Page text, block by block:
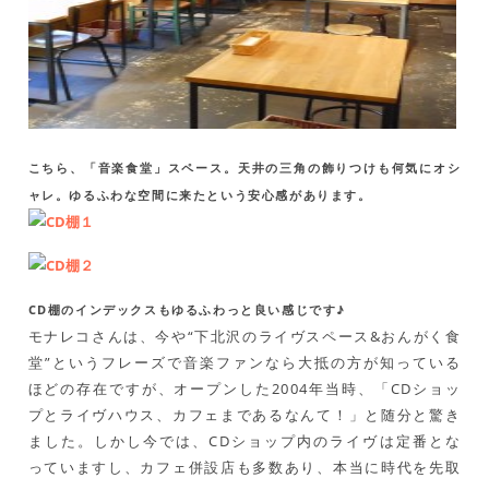
こちら、「音楽食堂」スペース。天井の三角の飾りつけも何気にオシ
ャレ。ゆるふわな空間に来たという安心感があります。
CD棚のインデックスもゆるふわっと良い感じです♪
モナレコさんは、今や“下北沢のライヴスペース&おんがく食
堂”というフレーズで音楽ファンなら大抵の方が知っている
ほどの存在ですが、オープンした2004年当時、「CDショッ
プとライヴハウス、カフェまであるなんて！」と随分と驚き
ました。しかし今では、CDショップ内のライヴは定番とな
っていますし、カフェ併設店も多数あり、本当に時代を先取